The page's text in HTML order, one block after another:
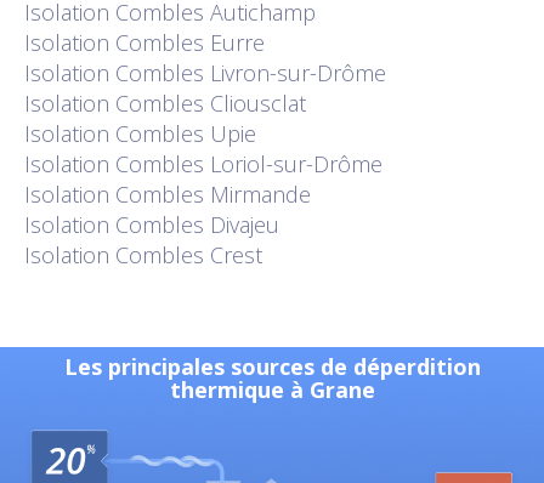
Isolation Combles Autichamp
Isolation Combles Eurre
Isolation Combles Livron-sur-Drôme
Isolation Combles Cliousclat
Isolation Combles Upie
Isolation Combles Loriol-sur-Drôme
Isolation Combles Mirmande
Isolation Combles Divajeu
Isolation Combles Crest
Les principales sources de déperdition
thermique à Grane